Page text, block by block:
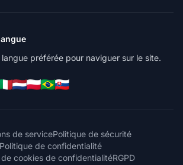
préférée pour naviguer sur le site.
de servicePolitique de sécurité
Politique de confidentialité
de cookies de confidentialitéRGPD